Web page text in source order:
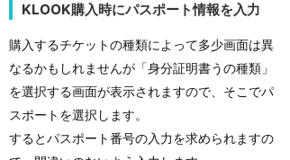
KLOOK購入時にパスポート情報を入力
購入するチケットの種類によって多少画面は異
なるかもしれませんが「身分証明書うの種類」
を選択する画面が表示されますので、そこでパ
スポートを選択します。
するとパスポート番号の入力を求められますの